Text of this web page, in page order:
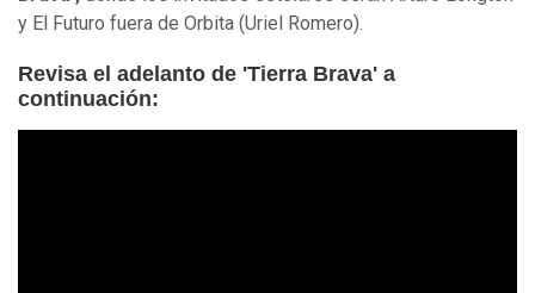
y El Futuro fuera de Orbita (Uriel Romero).
Revisa el adelanto de 'Tierra Brava' a
continuación: